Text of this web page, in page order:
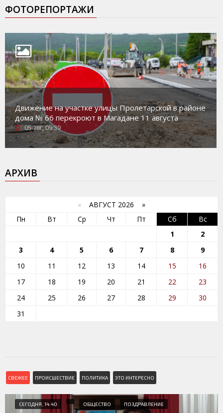
ФОТОРЕПОРТАЖИ
Движение на участке улицы Пролетарской в районе
дома № 66 перекроют в Магадане 11 августа
05-авг, 09:39
АРХИВ
« АВГУСТ 2026 »
Пн
Вт Ср Чт Пт Сб
Вс
1
2
3
4 5 6 7 8
9
10
11 12 13 14 15
16
17
18 19 20 21 22
23
24
25 26 27 28 29
30
31
СВЕЖЕЕ ПРОИСШЕСТВИЕ ПОЛИТИКА ЭТО ИНТЕРЕСНО
СЕГОДНЯ, 14:40 ОБЩЕСТВО ПОЗДРАВЛЕНИЕ